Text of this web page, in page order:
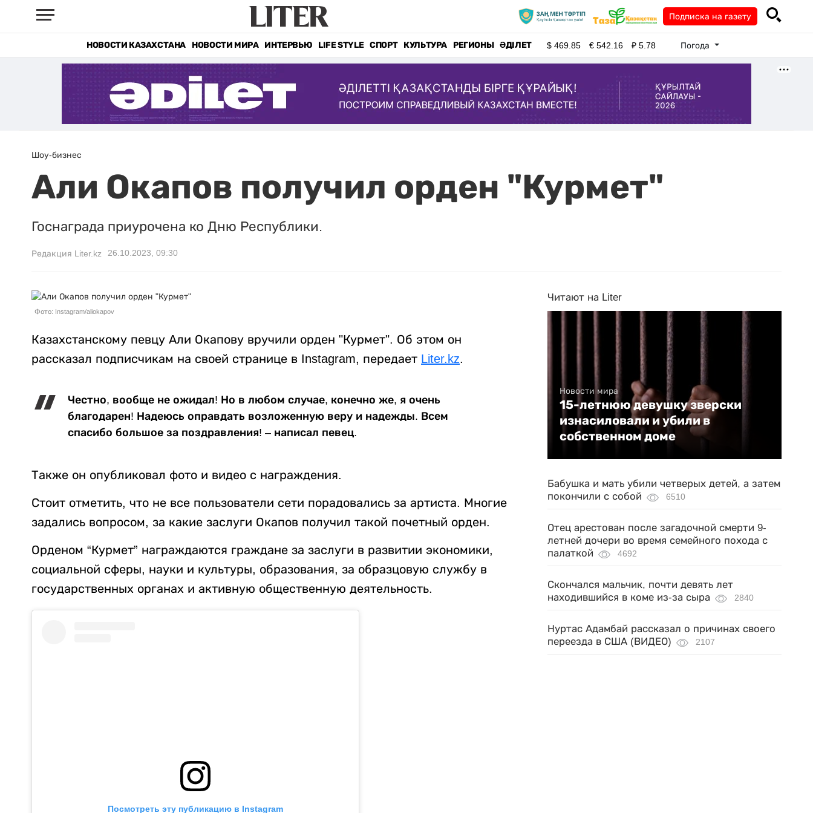
Подписка на газету
НОВОСТИ КАЗАХСТАНА НОВОСТИ МИРА ИНТЕРВЬЮ LIFE STYLE СПОРТ КУЛЬТУРА РЕГИОНЫ ӘДІЛЕТ $469.85 €542.16 ₽5.78 Погода
Шоу-бизнес
Али Окапов получил орден "Курмет"
Госнаграда приурочена ко Дню Республики.
Редакция Liter.kz 26.10.2023, 09:30
Фото: Instagram/aliokapov
Казахстанскому певцу Али Окапову вручили орден "Курмет". Об этом он
рассказал подписчикам на своей странице в Instagram, передает Liter.kz.
Честно, вообще не ожидал! Но в любом случае, конечно же, я очень
благодарен! Надеюсь оправдать возложенную веру и надежды. Всем
спасибо большое за поздравления! – написал певец.
Также он опубликовал фото и видео с награждения.
Стоит отметить, что не все пользователи сети порадовались за артиста. Многие
задались вопросом, за какие заслуги Окапов получил такой почетный орден.
Орденом “Курмет” награждаются граждане за заслуги в развитии экономики,
социальной сферы, науки и культуры, образования, за образцовую службу в
государственных органах и активную общественную деятельность.
Посмотреть эту публикацию в Instagram
Читают на Liter
Новости мира
15-летнюю девушку зверски
изнасиловали и убили в
собственном доме
Бабушка и мать убили четверых детей, а затем
покончили с собой
6510
Отец арестован после загадочной смерти 9-
летней дочери во время семейного похода с
палаткой
4692
Скончался мальчик, почти девять лет
находившийся в коме из-за сыра
2840
Нуртас Адамбай рассказал о причинах своего
переезда в США (ВИДЕО)
2107